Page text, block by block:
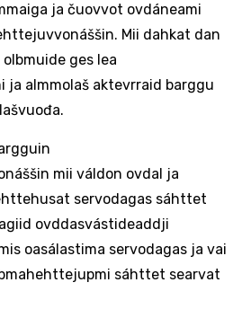
ja čuovvot ovdáneami
Mii dahkat dan
ges lea
ja almmolaš aktevrraid barggu
mii váldon ovdal ja
servodagas sáhttet
ovddasvástideaddji
oasálastima servodagas ja vai
sáhttet searvat